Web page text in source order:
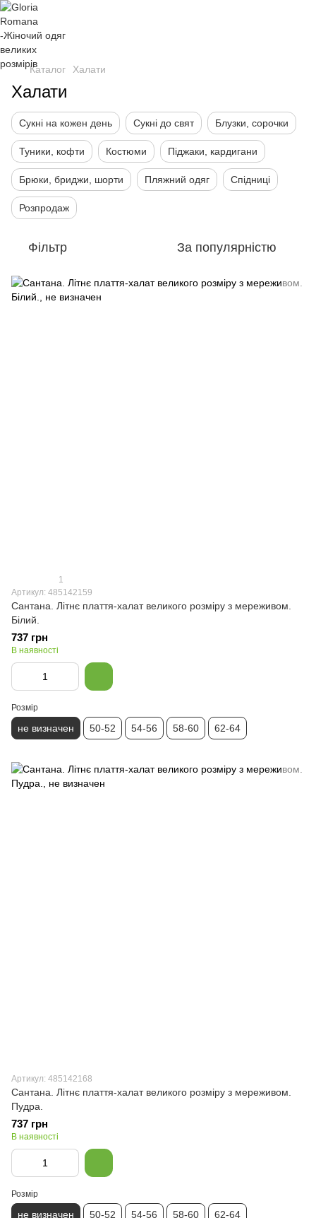
Каталог Халати
Халати
Сукні на кожен день Сукні до свят Блузки, сорочки
Туники, кофти Костюми Піджаки, кардигани
Брюки, бриджи, шорти Пляжний одяг Спідниці
Розпродаж
Фільтр За популярністю
1
Артикул: 485142159
Сантана. Літнє плаття-халат великого розміру з мереживом.
Білий.
737 грн
В наявності
Розмір
не визначен 50-52 54-56 58-60 62-64
Артикул: 485142168
Сантана. Літнє плаття-халат великого розміру з мереживом.
Пудра.
737 грн
В наявності
Розмір
не визначен 50-52 54-56 58-60 62-64